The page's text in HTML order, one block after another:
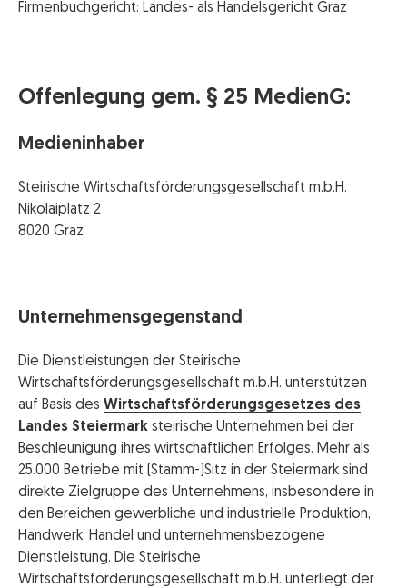
Firmenbuchgericht: Landes- als Handelsgericht Graz
Offenlegung gem. § 25 MedienG:
Medieninhaber
Steirische Wirtschaftsförderungsgesellschaft m.b.H.
Nikolaiplatz 2
8020 Graz
Unternehmensgegenstand
Die Dienstleistungen der Steirische
Wirtschaftsförderungsgesellschaft m.b.H. unterstützen
auf Basis des Wirtschaftsförderungsgesetzes des
Landes Steiermark steirische Unternehmen bei der
Beschleunigung ihres wirtschaftlichen Erfolges. Mehr als
25.000 Betriebe mit (Stamm-)Sitz in der Steiermark sind
direkte Zielgruppe des Unternehmens, insbesondere in
den Bereichen gewerbliche und industrielle Produktion,
Handwerk, Handel und unternehmensbezogene
Dienstleistung. Die Steirische
Wirtschaftsförderungsgesellschaft m.b.H. unterliegt der